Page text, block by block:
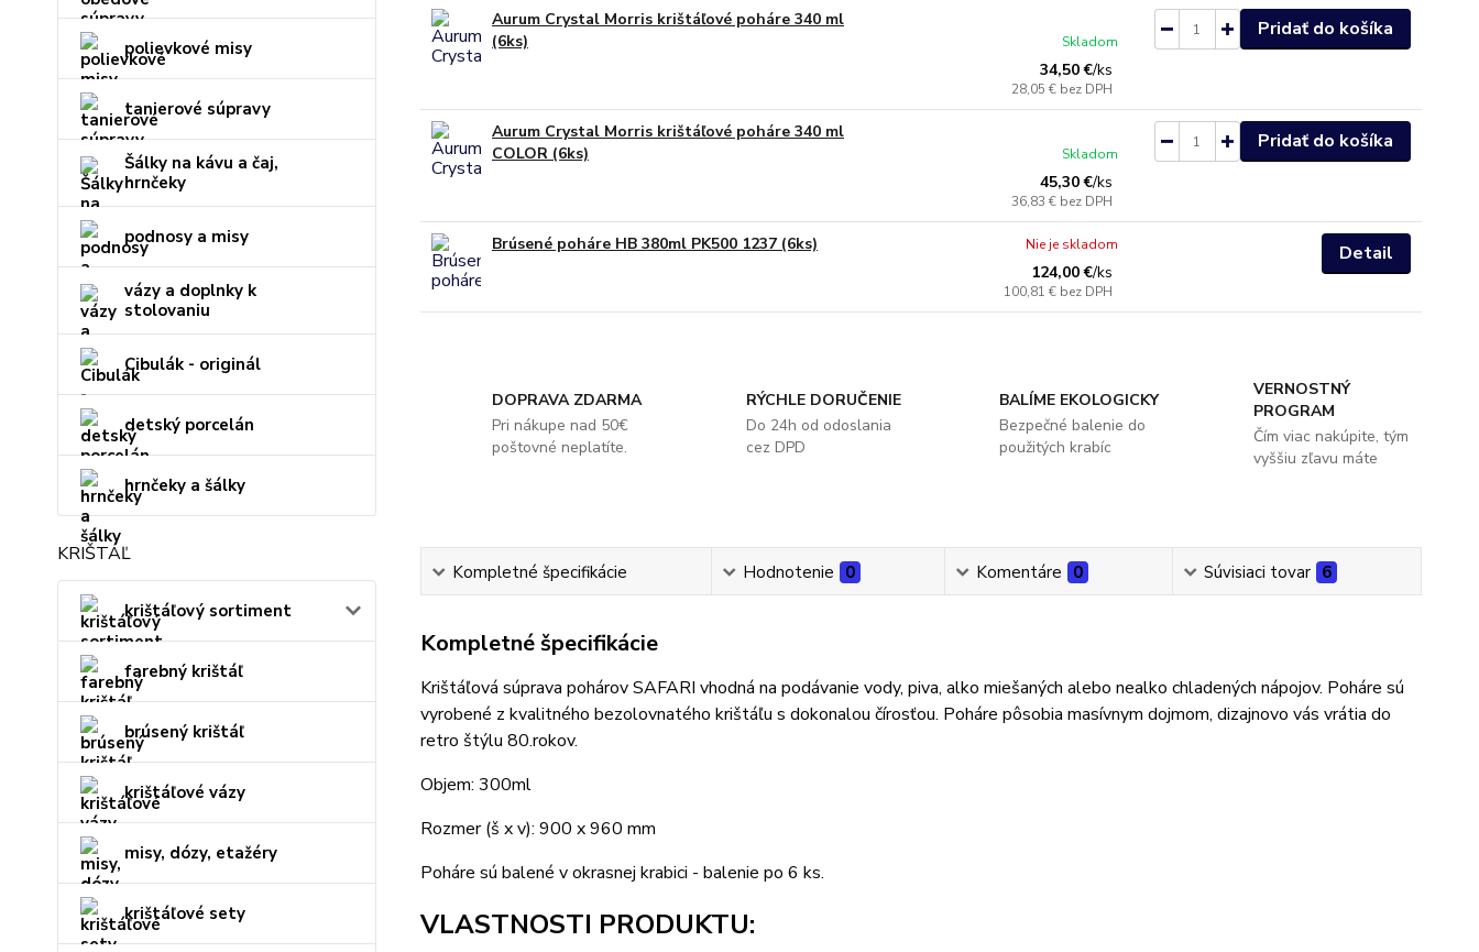
polievkové misy
tanierové súpravy
Šálky na kávu a čaj,
hrnčeky
podnosy a misy
vázy a doplnky k
stolovaniu
Cibulák - originál
detský porcelán
hrnčeky a šálky
KRIŠTÁĽ
krištáľový sortiment
farebný krištáľ
brúsený krištáľ
krištáľové vázy
misy, dózy, etažéry
krištáľové sety
Aurum Crystal Morris krištáľové poháre 340 ml
(6ks)
34,50 €/ks
28,05 € bez DPH
Skladom
Pridať do košíka
Aurum Crystal Morris krištáľové poháre 340 ml
COLOR (6ks)
45,30 €/ks
36,83 € bez DPH
Skladom
Pridať do košíka
Brúsené poháre HB 380ml PK500 1237 (6ks)
124,00 €/ks
100,81 € bez DPH
Nie je skladom Detail
DOPRAVA ZDARMA
Pri nákupe nad 50€
poštovné neplatíte.
RÝCHLE DORUČENIE
Do 24h od odoslania
cez DPD
BALÍME EKOLOGICKY
Bezpečné balenie do
použitých krabíc
VERNOSTNÝ
PROGRAM
Čím viac nakúpite, tým
vyššiu zľavu máte
Kompletné špecifikácie Hodnotenie 0 Komentáre 0 Súvisiaci tovar 6
Kompletné špecifikácie
Krištáľová súprava pohárov SAFARI vhodná na podávanie vody, piva, alko miešaných alebo nealko chladených nápojov. Poháre sú
vyrobené z kvalitného bezolovnatého krištáľu s dokonalou čírosťou. Poháre pôsobia masívnym dojmom, dizajnovo vás vrátia do
retro štýlu 80.rokov.
Objem: 300ml
Rozmer (š x v): 900 x 960 mm
Poháre sú balené v okrasnej krabici - balenie po 6 ks.
VLASTNOSTI PRODUKTU: